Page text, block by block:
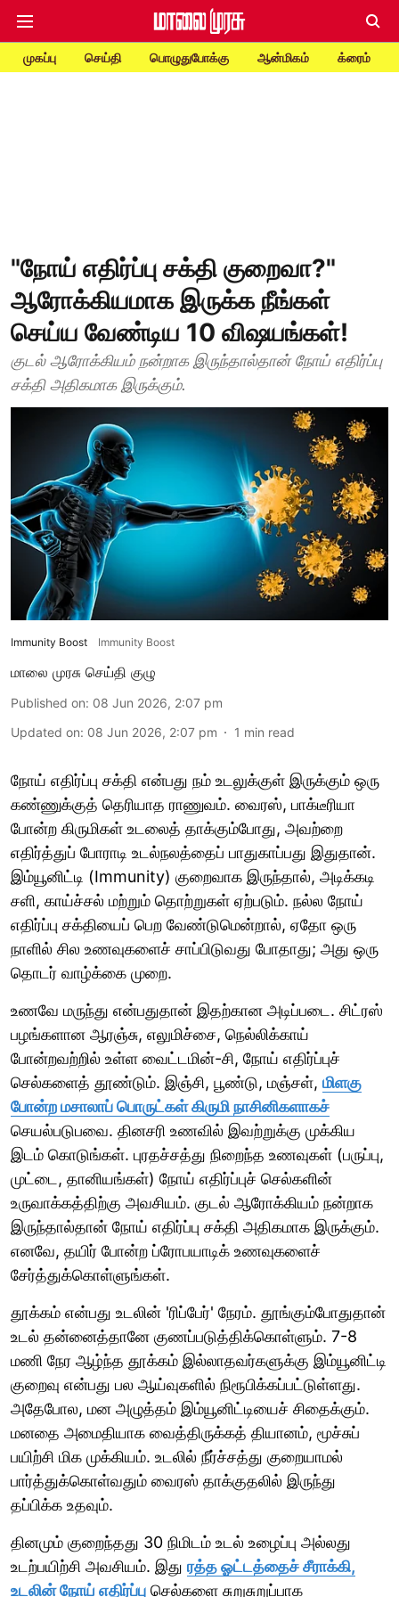
முகப்பு செய்தி பொழுதுபோக்கு ஆன்மிகம் க்ரைம்
"நோய் எதிர்ப்பு சக்தி குறைவா?"
ஆரோக்கியமாக இருக்க நீங்கள்
செய்ய வேண்டிய 10 விஷயங்கள்!
குடல் ஆரோக்கியம் நன்றாக இருந்தால்தான் நோய் எதிர்ப்பு
சக்தி அதிகமாக இருக்கும்.
Immunity Boost Immunity Boost
மாலை முரசு செய்தி குழு
Published on: 08 Jun 2026, 2:07 pm
Updated on: 08 Jun 2026, 2:07 pm 1 min read
நோய் எதிர்ப்பு சக்தி என்பது நம் உடலுக்குள் இருக்கும் ஒரு
கண்ணுக்குத் தெரியாத ராணுவம். வைரஸ், பாக்டீரியா
போன்ற கிருமிகள் உடலைத் தாக்கும்போது, அவற்றை
எதிர்த்துப் போராடி உடல்நலத்தைப் பாதுகாப்பது இதுதான்.
இம்யூனிட்டி (Immunity) குறைவாக இருந்தால், அடிக்கடி
சளி, காய்ச்சல் மற்றும் தொற்றுகள் ஏற்படும். நல்ல நோய்
எதிர்ப்பு சக்தியைப் பெற வேண்டுமென்றால், ஏதோ ஒரு
நாளில் சில உணவுகளைச் சாப்பிடுவது போதாது; அது ஒரு
தொடர் வாழ்க்கை முறை.
உணவே மருந்து என்பதுதான் இதற்கான அடிப்படை. சிட்ரஸ்
பழங்களான ஆரஞ்சு, எலுமிச்சை, நெல்லிக்காய்
போன்றவற்றில் உள்ள வைட்டமின்-சி, நோய் எதிர்ப்புச்
செல்களைத் தூண்டும். இஞ்சி, பூண்டு, மஞ்சள், மிளகு
போன்ற மசாலாப் பொருட்கள் கிருமி நாசினிகளாகச்
செயல்படுபவை. தினசரி உணவில் இவற்றுக்கு முக்கிய
இடம் கொடுங்கள். புரதச்சத்து நிறைந்த உணவுகள் (பருப்பு,
முட்டை, தானியங்கள்) நோய் எதிர்ப்புச் செல்களின்
உருவாக்கத்திற்கு அவசியம். குடல் ஆரோக்கியம் நன்றாக
இருந்தால்தான் நோய் எதிர்ப்பு சக்தி அதிகமாக இருக்கும்.
எனவே, தயிர் போன்ற ப்ரோபயாடிக் உணவுகளைச்
சேர்த்துக்கொள்ளுங்கள்.
தூக்கம் என்பது உடலின் 'ரிப்பேர்' நேரம். தூங்கும்போதுதான்
உடல் தன்னைத்தானே குணப்படுத்திக்கொள்ளும். 7-8
மணி நேர ஆழ்ந்த தூக்கம் இல்லாதவர்களுக்கு இம்யூனிட்டி
குறைவு என்பது பல ஆய்வுகளில் நிரூபிக்கப்பட்டுள்ளது.
அதேபோல, மன அழுத்தம் இம்யூனிட்டியைச் சிதைக்கும்.
மனதை அமைதியாக வைத்திருக்கத் தியானம், மூச்சுப்
பயிற்சி மிக முக்கியம். உடலில் நீர்ச்சத்து குறையாமல்
பார்த்துக்கொள்வதும் வைரஸ் தாக்குதலில் இருந்து
தப்பிக்க உதவும்.
தினமும் குறைந்தது 30 நிமிடம் உடல் உழைப்பு அல்லது
உடற்பயிற்சி அவசியம். இது ரத்த ஓட்டத்தைச் சீராக்கி,
உடலின் நோய் எதிர்ப்பு செல்களை சுறுசுறுப்பாக